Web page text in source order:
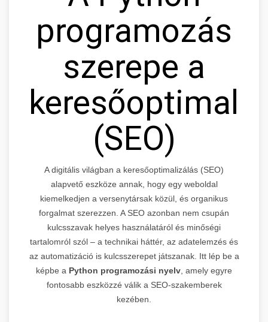
programozás
szerepe a
(SEO)
A digitális világban a keresőoptimalizálás (SEO)
alapvető eszköze annak, hogy egy weboldal
kiemelkedjen a versenytársak közül, és organikus
forgalmat szerezzen. A SEO azonban nem csupán
kulcsszavak helyes használatáról és minőségi
tartalomról szól – a technikai háttér, az adatelemzés és
az automatizáció is kulcsszerepet játszanak. Itt lép be a
képbe a Python programozási nyelv , amely egyre
fontosabb eszközzé válik a SEO-szakemberek
kezében.